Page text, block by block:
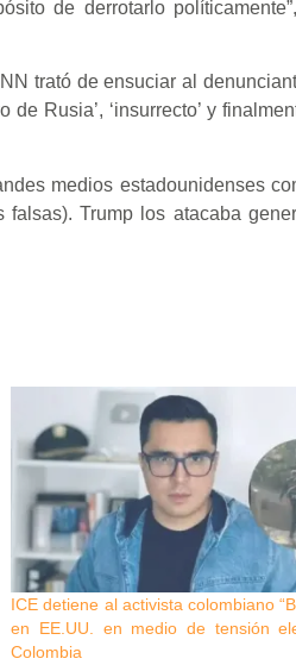
de derrotarlo
trató de ensuciar al
Rusia’, ‘insurrecto’ y
medios estadounidenses
Trump los atacaba
ICE detiene al activista colombiano
en EE.UU. en medio de tensión
Colombia